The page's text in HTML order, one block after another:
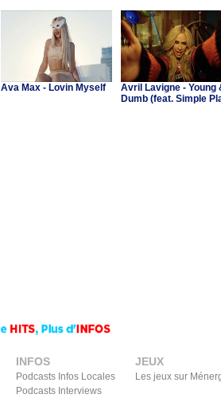
Ava Max - Lovin Myself
Avril Lavigne - Young
Dumb (feat. Simple
INFOS
Podcasts Infos Locales
Podcasts Interviews
JEUX
Les jeux sur